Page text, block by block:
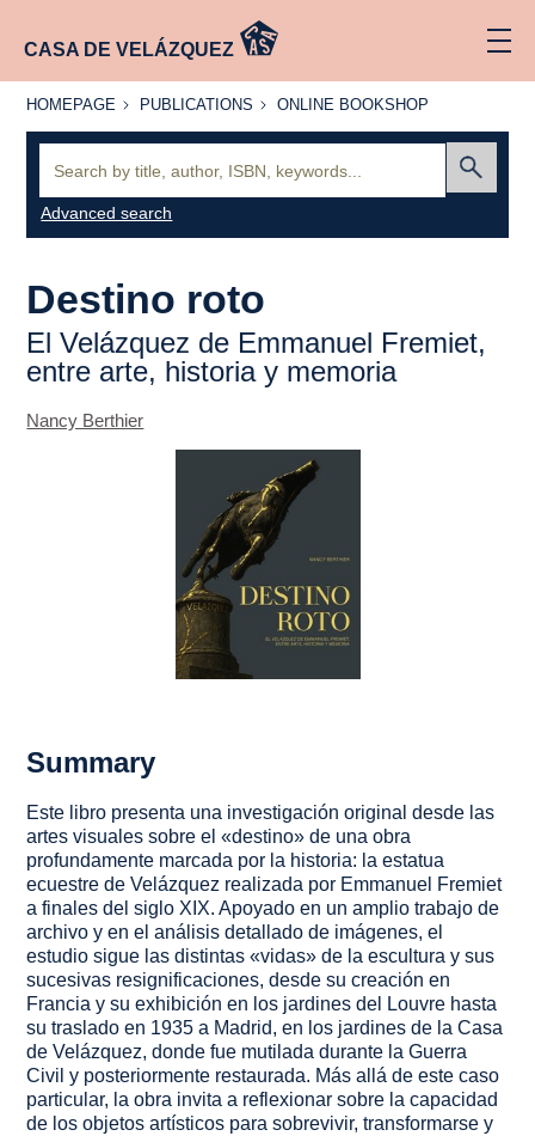
CASA DE VELÁZQUEZ
HOMEPAGE
HOMEPAGE PUBLICATIONS
PUBLICATIONS
ONLINE
ONLINE BOOKSHOP
Advanced search
Destino roto
ElVelázquez de Emmanuel Fremiet,
entre arte, historia y memoria
Nancy Berthier
Summary
Este libro presenta una investigación original desde las
artes visuales sobre el «destino» de una obra
profundamente marcada por la historia: la estatua
ecuestre de Velázquez realizada por Emmanuel Fremiet
a finales del siglo XIX. Apoyado en un amplio trabajo de
archivo y en el análisis detallado de imágenes, el
estudio sigue las distintas «vidas» de la escultura y sus
sucesivas resignificaciones, desde su creación en
Francia y su exhibición en los jardines del Louvre hasta
su traslado en 1935 a Madrid, en los jardines de la Casa
de Velázquez, donde fue mutilada durante la Guerra
Civil y posteriormente restaurada. Más allá de este caso
particular, la obra invita a reflexionar sobre la capacidad
de los objetos artísticos para sobrevivir, transformarse y